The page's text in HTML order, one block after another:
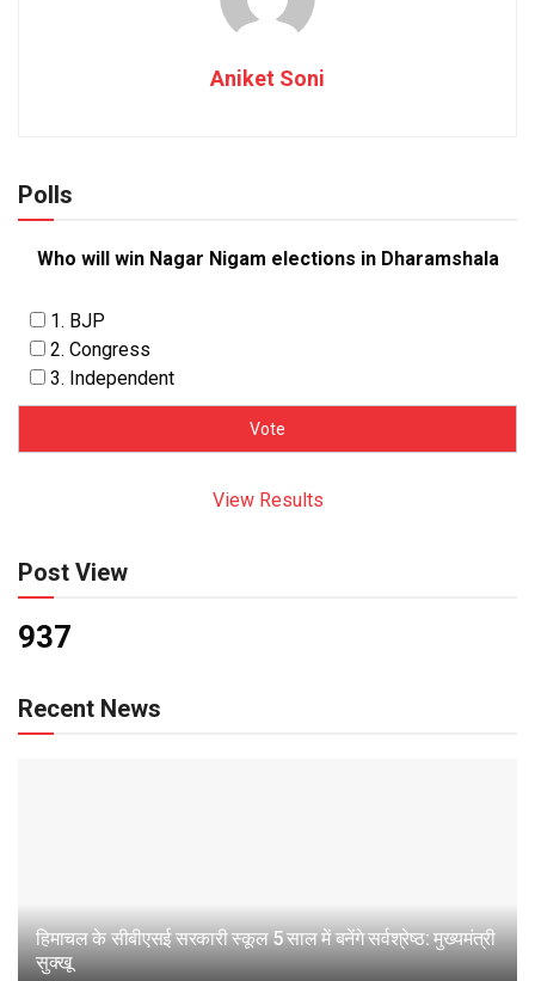
Aniket Soni
Polls
Who will win Nagar Nigam elections in Dharamshala
1. BJP
2. Congress
3. Independent
View Results
Post View
937
Recent News
हिमाचल के सीबीएसई सरकारी स्कूल 5 साल में बनेंगे सर्वश्रेष्ठ: मुख्यमंत्री
सुक्खू